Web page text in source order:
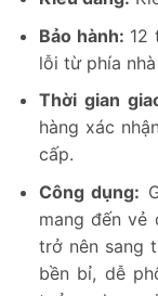
Bảo hành: 12
lỗi từ phía
Thời gian
hàng xác
cấp.
Công dụng:
mang đến vẻ
trở nên sang
bền bỉ, dễ